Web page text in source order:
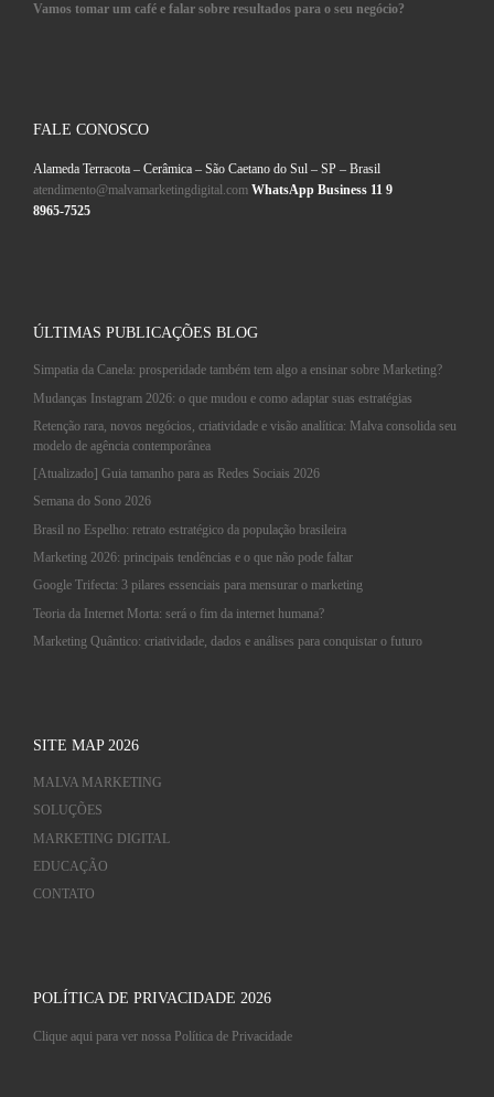
Vamos tomar um café e falar sobre resultados para o seu negócio?
FALE CONOSCO
Alameda Terracota – Cerâmica – São Caetano do Sul – SP – Brasil
atendimento@malvamarketingdigital.com WhatsApp Business 11 9
8965-7525
ÚLTIMAS PUBLICAÇÕES BLOG
Simpatia da Canela: prosperidade também tem algo a ensinar sobre Marketing?
Mudanças Instagram 2026: o que mudou e como adaptar suas estratégias
Retenção rara, novos negócios, criatividade e visão analítica: Malva consolida seu
modelo de agência contemporânea
[Atualizado] Guia tamanho para as Redes Sociais 2026
Semana do Sono 2026
Brasil no Espelho: retrato estratégico da população brasileira
Marketing 2026: principais tendências e o que não pode faltar
Google Trifecta: 3 pilares essenciais para mensurar o marketing
Teoria da Internet Morta: será o fim da internet humana?
Marketing Quântico: criatividade, dados e análises para conquistar o futuro
SITE MAP 2026
MALVA MARKETING
SOLUÇÕES
MARKETING DIGITAL
EDUCAÇÃO
CONTATO
POLÍTICA DE PRIVACIDADE 2026
Clique aqui para ver nossa Política de Privacidade